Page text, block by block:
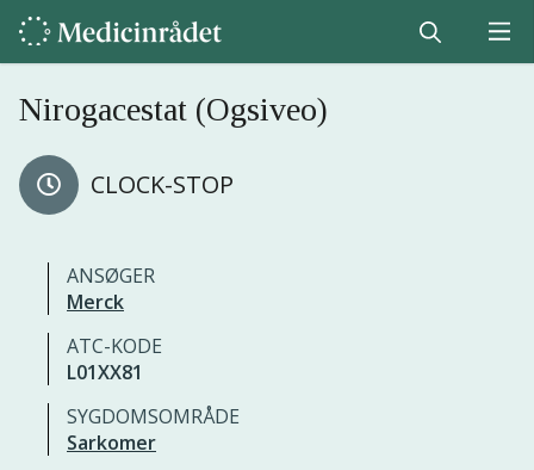
Nirogacestat (Ogsiveo)
CLOCK-STOP
ANSØGER
Merck
ATC-KODE
L01XX81
SYGDOMSOMRÅDE
Sarkomer